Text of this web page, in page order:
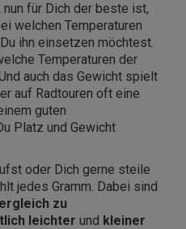
für Dich der beste ist,
welchen Temperaturen
ihn einsetzen möchtest.
Temperaturen der
auch das Gewicht spielt
auf Radtouren oft eine
guten
Platz und Gewicht
oder Dich gerne steile
jedes Gramm. Dabei sind
zu
leichter und kleiner